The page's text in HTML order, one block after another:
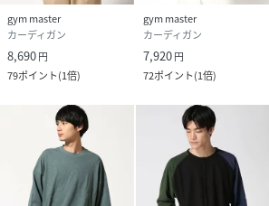
サイズ M、L
クリーニング 洗濯機洗い可（ネット使用）
MU5543_G433748
G433748-44-M MU5543
gym master
カーディガン
8,690円
79ポイント(1倍)
gym master
カーディガン
7,920円
72ポイント(1倍)